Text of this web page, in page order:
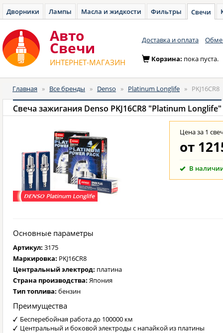
Дворники Лампы Масла и жидкости Фильтры Свечи
Авто
Cвечи
ИНТЕРНЕТ-МАГАЗИН
Доставка и оплата
Корзина: пока пуста.
Главная » Все бренды » Denso » Platinum Longlife » PKJ16CR8
Свеча зажигания Denso PKJ16CR8 "Platinum Longlife"
Цена за 1
от
В
Основные параметры
Артикул: 3175
Маркировка: PKJ16CR8
Центральный электрод: платина
Страна производства: Япония
Тип топлива: бензин
Преимущества
Бесперебойная работа до 100000 км
Центральный и боковой электроды с напайкой из платины